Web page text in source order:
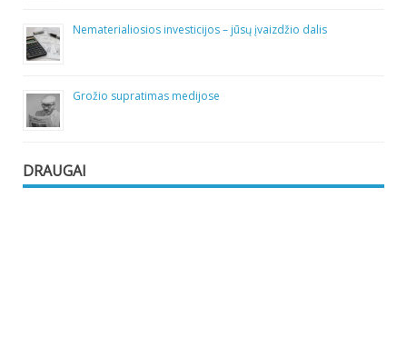
Nematerialiosios investicijos – jūsų įvaizdžio dalis
Grožio supratimas medijose
DRAUGAI